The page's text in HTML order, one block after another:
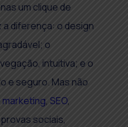
um clique de
diferença: o design
o
intuitiva; e o
e seguro. Mas não
, SEO,
sociais,